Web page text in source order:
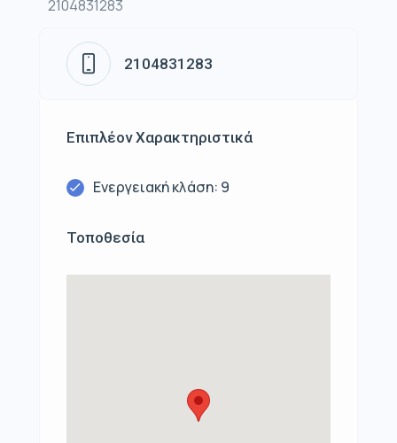
2104831283
2104831283
Επιπλέον Χαρακτηριστικά
Ενεργειακή κλάση: 9
Τοποθεσία